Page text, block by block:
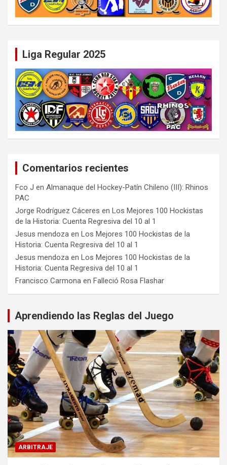
Liga Regular 2025
Comentarios recientes
Fco J en Almanaque del Hockey-Patín Chileno (III): Rhinos
PAC
Jorge Rodríguez Cáceres en Los Mejores 100 Hockistas
de la Historia: Cuenta Regresiva del 10 al 1
Jesus mendoza en Los Mejores 100 Hockistas de la
Historia: Cuenta Regresiva del 10 al 1
Jesus mendoza en Los Mejores 100 Hockistas de la
Historia: Cuenta Regresiva del 10 al 1
Francisco Carmona en Falleció Rosa Flashar
Aprendiendo las Reglas del Juego
ARBITRAJE